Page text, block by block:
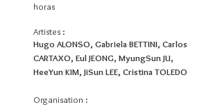
horas
Artistes :
Hugo ALONSO, Gabriela BETTINI, Carlos
CARTAXO, Eul JEONG, MyungSun JU,
HeeYun KIM, JiSun LEE, Cristina TOLEDO
Organisation :